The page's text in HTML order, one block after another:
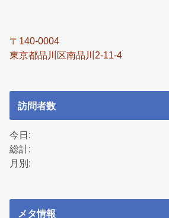
〒140-0004
東京都品川区南品川2-11-4
訪問者数
今日:
総計:
月別:
メタ情報